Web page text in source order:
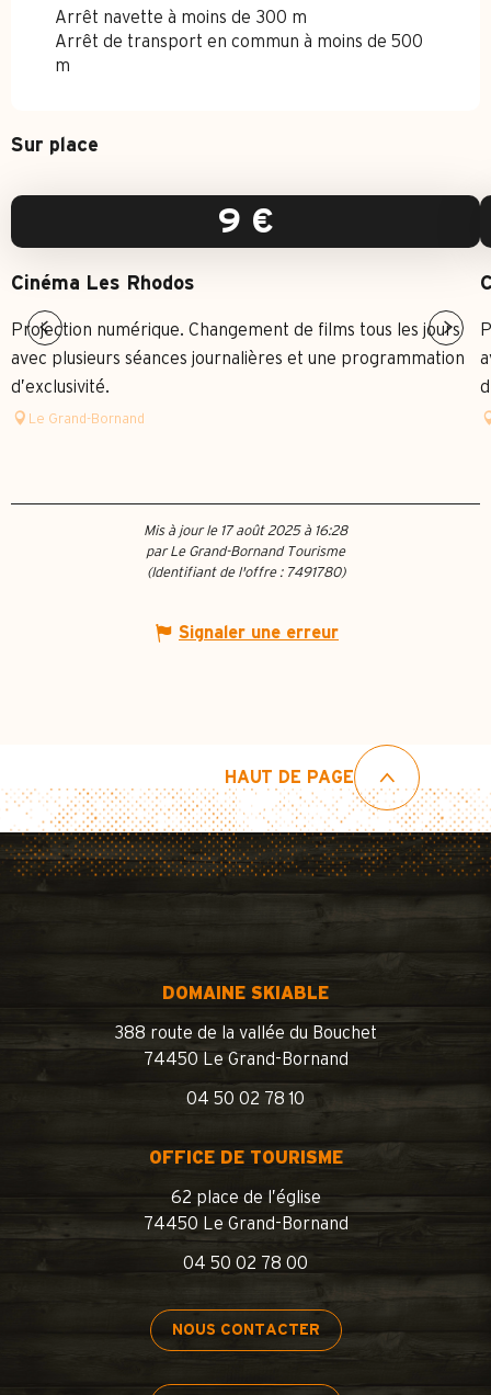
Arrêt navette à moins de 300 m
Arrêt de transport en commun à moins de 500
m
Sur place
9 €
Cinéma Les Rhodos
Projection numérique. Changement de films tous les jours
avec plusieurs séances journalières et une programmation
d’exclusivité.
Le Grand-Bornand
Mis à jour le 17 août 2025 à 16:28
par Le Grand-Bornand Tourisme
(Identifiant de l'offre : 7491780)
Signaler une erreur
HAUT DE PAGE
DOMAINE SKIABLE
388 route de la vallée du Bouchet
74450 Le Grand-Bornand
04 50 02 78 10
OFFICE DE TOURISME
62 place de l’église
74450 Le Grand-Bornand
04 50 02 78 00
NOUS CONTACTER